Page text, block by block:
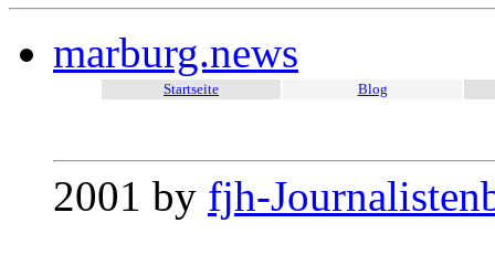
marburg.news
Startseite Blog
2001 by fjh-